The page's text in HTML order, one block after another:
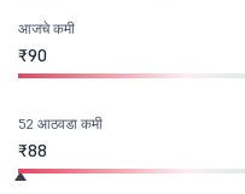
आजचे कमी
₹90
52 आठवडा कमी
₹88